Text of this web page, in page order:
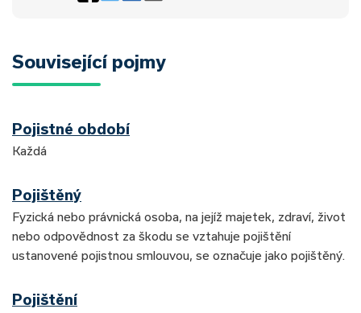
Související pojmy
Pojistné období
Každá
Pojištěný
Fyzická nebo právnická osoba, na jejíž majetek, zdraví, život
nebo odpovědnost za škodu se vztahuje pojištění
ustanovené pojistnou smlouvou, se označuje jako pojištěný.
Pojištění